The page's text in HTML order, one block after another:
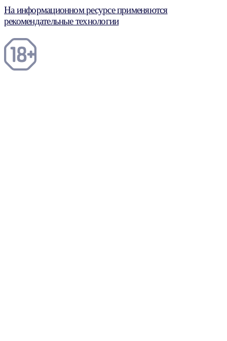
На информационном ресурсе применяются
рекомендательные технологии